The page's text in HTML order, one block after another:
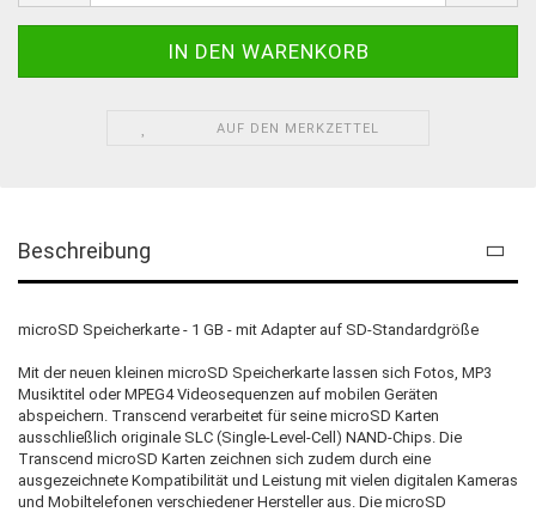
AUF DEN MERKZETTEL
Beschreibung
microSD Speicherkarte - 1 GB - mit Adapter auf SD-Standardgröße
Mit der neuen kleinen microSD Speicherkarte lassen sich Fotos, MP3
Musiktitel oder MPEG4 Videosequenzen auf mobilen Geräten
abspeichern. Transcend verarbeitet für seine microSD Karten
ausschließlich originale SLC (Single-Level-Cell) NAND-Chips. Die
Transcend microSD Karten zeichnen sich zudem durch eine
ausgezeichnete Kompatibilität und Leistung mit vielen digitalen Kameras
und Mobiltelefonen verschiedener Hersteller aus. Die microSD